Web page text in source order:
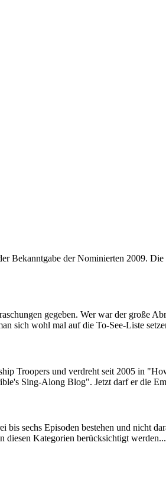
der Nominierten 2009.
gegeben. Wer war der große
sich wohl mal auf die To-See-Liste
Troopers und verdreht seit 2005 in
Sing-Along Blog". Jetzt darf er die
sechs Episoden bestehen und nicht
diesen Kategorien berücksichtigt werden...